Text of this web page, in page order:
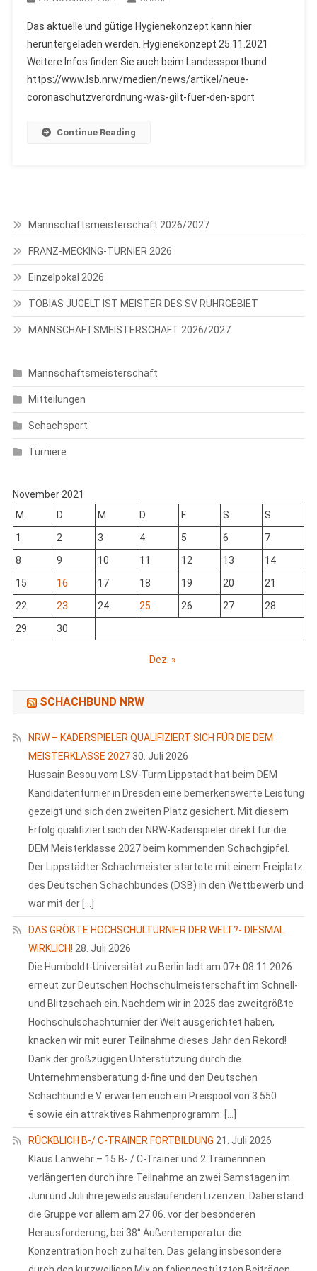
Das aktuelle und gütige Hygienekonzept kann hier
heruntergeladen werden. Hygienekonzept 25.11.2021
Weitere Infos finden Sie auch beim Landessportbund
https://www.lsb.nrw/medien/news/artikel/neue-
coronaschutzverordnung-was-gilt-fuer-den-sport
Continue Reading
Mannschaftsmeisterschaft 2026/2027
FRANZ-MECKING-TURNIER 2026
Einzelpokal 2026
TOBIAS JUGELT IST MEISTER DES SV RUHRGEBIET
MANNSCHAFTSMEISTERSCHAFT 2026/2027
Mannschaftsmeisterschaft
Mitteilungen
Schachsport
Turniere
November 2021
M
D M D F S
S
1
2 3 4 5 6
7
8
9 10 11 12 13
14
15
16 17 18 19 20
21
22
23 24 25 26 27
28
29
30
Dez. »
SCHACHBUND NRW
NRW – KADERSPIELER QUALIFIZIERT SICH FÜR DIE DEM
MEISTERKLASSE 2027 30. Juli 2026
Hussain Besou vom LSV-Turm Lippstadt hat beim DEM
Kandidatenturnier in Dresden eine bemerkenswerte Leistung
gezeigt und sich den zweiten Platz gesichert. Mit diesem
Erfolg qualifiziert sich der NRW-Kaderspieler direkt für die
DEM Meisterklasse 2027 beim kommenden Schachgipfel.
Der Lippstädter Schachmeister startete mit einem Freiplatz
des Deutschen Schachbundes (DSB) in den Wettbewerb und
war mit der […]
DAS GRÖßTE HOCHSCHULTURNIER DER WELT?- DIESMAL
WIRKLICH! 28. Juli 2026
Die Humboldt-Universität zu Berlin lädt am 07+.08.11.2026
erneut zur Deutschen Hochschulmeisterschaft im Schnell-
und Blitzschach ein. Nachdem wir in 2025 das zweitgrößte
Hochschulschachturnier der Welt ausgerichtet haben,
knacken wir mit eurer Teilnahme dieses Jahr den Rekord!
Dank der großzügigen Unterstützung durch die
Unternehmensberatung d-fine und den Deutschen
Schachbund e.V. erwarten euch ein Preispool von 3.550
€ sowie ein attraktives Rahmenprogramm: […]
RÜCKBLICH B-/ C-TRAINER FORTBILDUNG 21. Juli 2026
Klaus Lanwehr – 15 B- / C-Trainer und 2 Trainerinnen
verlängerten durch ihre Teilnahme an zwei Samstagen im
Juni und Juli ihre jeweils auslaufenden Lizenzen. Dabei stand
die Gruppe vor allem am 27.06. vor der besonderen
Herausforderung, bei 38° Außentemperatur die
Konzentration hoch zu halten. Das gelang insbesondere